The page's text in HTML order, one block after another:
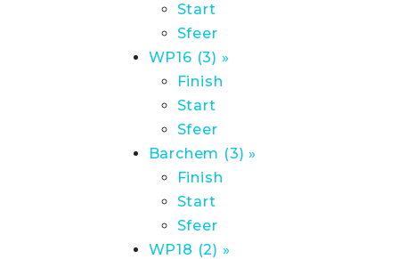
Start
Sfeer
WP16 (3) »
Finish
Start
Sfeer
Barchem (3) »
Finish
Start
Sfeer
WP18 (2) »